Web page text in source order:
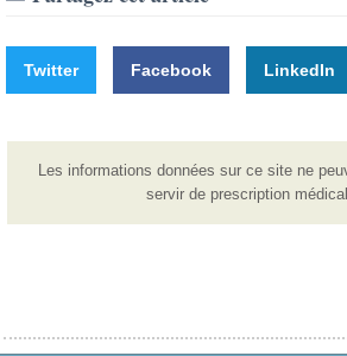
Twitter Facebook LinkedIn
Les informations données sur ce site ne
servir de prescription